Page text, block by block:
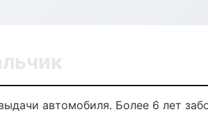
автомобиля. Более 6 лет